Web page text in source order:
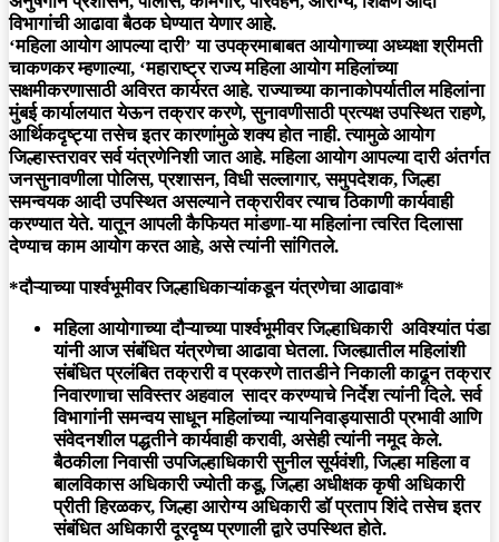
विभागांची आढावा बैठक घेण्यात येणार आहे.
‘महिला आयोग आपल्या दारी’ या उपक्रमाबाबत आयोगाच्या अध्यक्षा श्रीमती
चाकणकर म्हणाल्या, ‘महाराष्ट्र राज्य महिला आयोग महिलांच्या
सक्षमीकरणासाठी अविरत कार्यरत आहे. राज्याच्या कानाकोपर्यातील महिलांना
मुंबई कार्यालयात येऊन तक्रार करणे, सुनावणीसाठी प्रत्यक्ष उपस्थित राहणे,
आर्थिकदृष्ट्या तसेच इतर कारणांमुळे शक्य होत नाही. त्यामुळे आयोग
जिल्हास्तरावर सर्व यंत्रणेनिशी जात आहे. महिला आयोग आपल्या दारी अंतर्गत
जनसुनावणीला पोलिस, प्रशासन, विधी सल्लागार, समुपदेशक, जिल्हा
समन्वयक आदी उपस्थित असल्याने तक्रारीवर त्याच ठिकाणी कार्यवाही
करण्यात येते. यातून आपली कैफियत मांडणा-या महिलांना त्वरित दिलासा
देण्याच काम आयोग करत आहे, असे त्यांनी सांगितले.
*दौऱ्याच्या पार्श्वभूमीवर जिल्हाधिकाऱ्यांकडून यंत्रणेचा आढावा*
महिला आयोगाच्या दौऱ्याच्या पार्श्वभूमीवर जिल्हाधिकारी अविश्यांत पंडा
यांनी आज संबंधित यंत्रणेचा आढावा घेतला. जिल्ह्यातील महिलांशी
संबंधित प्रलंबित तक्रारी व प्रकरणे तातडीने निकाली काढून तक्रार
निवारणाचा सविस्तर अहवाल सादर करण्याचे निर्देश त्यांनी दिले. सर्व
विभागांनी समन्वय साधून महिलांच्या न्यायनिवाड्यासाठी प्रभावी आणि
संवेदनशील पद्धतीने कार्यवाही करावी, असेही त्यांनी नमूद केले.
बैठकीला निवासी उपजिल्हाधिकारी सुनील सूर्यवंशी, जिल्हा महिला व
बालविकास अधिकारी ज्योती कडू, जिल्हा अधीक्षक कृषी अधिकारी
प्रीती हिरळकर, जिल्हा आरोग्य अधिकारी डॉ प्रताप शिंदे तसेच इतर
संबंधित अधिकारी दूरदृष्य प्रणाली द्वारे उपस्थित होते.